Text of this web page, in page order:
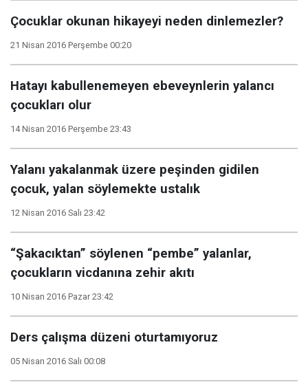
Çocuklar okunan hikayeyi neden dinlemezler?
21 Nisan 2016 Perşembe 00:20
Hatayı kabullenemeyen ebeveynlerin yalancı
çocukları olur
14 Nisan 2016 Perşembe 23:43
Yalanı yakalanmak üzere peşinden gidilen
çocuk, yalan söylemekte ustalık
12 Nisan 2016 Salı 23:42
“Şakacıktan” söylenen “pembe” yalanlar,
çocukların vicdanına zehir akıtı
10 Nisan 2016 Pazar 23:42
Ders çalışma düzeni oturtamıyoruz
05 Nisan 2016 Salı 00:08